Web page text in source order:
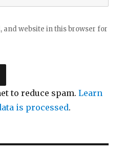
and website in this browser for
to reduce spam.Learn
is processed.